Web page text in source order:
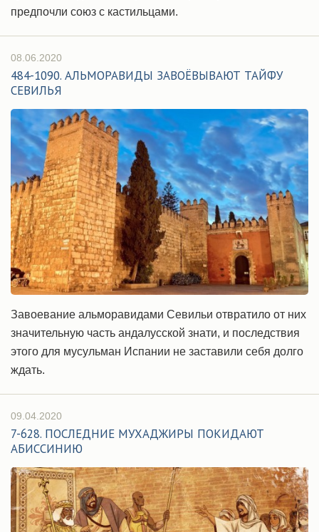
предпочли союз с кастильцами.
08.06.2020
484-1090. АЛЬМОРАВИДЫ ЗАВОЁВЫВАЮТ ТАЙФУ
СЕВИЛЬЯ
Завоевание альморавидами Севильи отвратило от них
значительную часть андалусской знати, и последствия
этого для мусульман Испании не заставили себя долго
ждать.
09.04.2020
7-628. ПОСЛЕДНИЕ МУХАДЖИРЫ ПОКИДАЮТ
АБИССИНИЮ